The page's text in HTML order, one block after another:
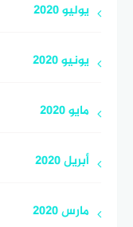
يوليو 2020
يونيو 2020
مايو 2020
أبريل 2020
مارس 2020